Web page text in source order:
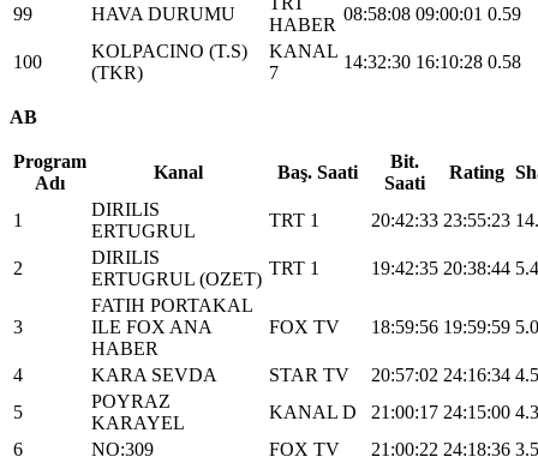
99 HAVA DURUMU
HABER
08:58:08 09:00:01 0.59
100
KOLPACINO (T.S)
(TKR)
KANAL
7
14:32:30 16:10:28 0.58
AB
Program
Adı
Kanal Baş. Saati
Bit.
Saati
Rating
1
DIRILIS
ERTUGRUL
TRT 1 20:42:33 23:55:23
2
DIRILIS
ERTUGRUL (OZET)
TRT 1 19:42:35 20:38:44 5.4
3
FATIH PORTAKAL
ILE FOX ANA
HABER
FOX TV 18:59:56 19:59:59
4 KARA SEVDA STAR TV 20:57:02 24:16:34
5
POYRAZ
KARAYEL
KANAL D 21:00:17 24:15:00 4.3
6
NO:309 FOX TV 21:00:22 24:18:36